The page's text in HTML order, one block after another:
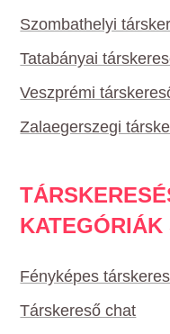
Szombathelyi
Tatabányai
Veszprémi
Zalaegerszegi
KATEGÓRIÁK
Fényképes
Társkereső chat